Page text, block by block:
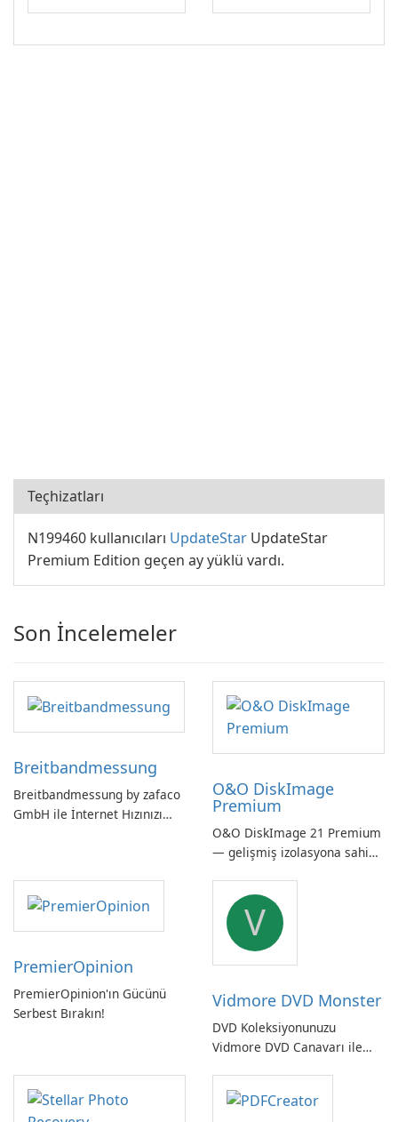
Teçhizatları
N199460 kullanıcıları UpdateStar UpdateStar
Premium Edition geçen ay yüklü vardı.
Son İncelemeler
Breitbandmessung
Breitbandmessung by zafaco
GmbH ile İnternet Hızınızı
O&O DiskImage
Premium
O&O DiskImage 21 Premium
— gelişmiş izolasyona sahip
sistem yedekleme
PremierOpinion
PremierOpinion'ın Gücünü
Serbest Bırakın!
V
Vidmore DVD Monster
DVD Koleksiyonunuzu
Vidmore DVD Canavarı ile